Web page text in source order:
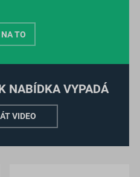
TO
NABÍDKA VYPADÁ
VIDEO